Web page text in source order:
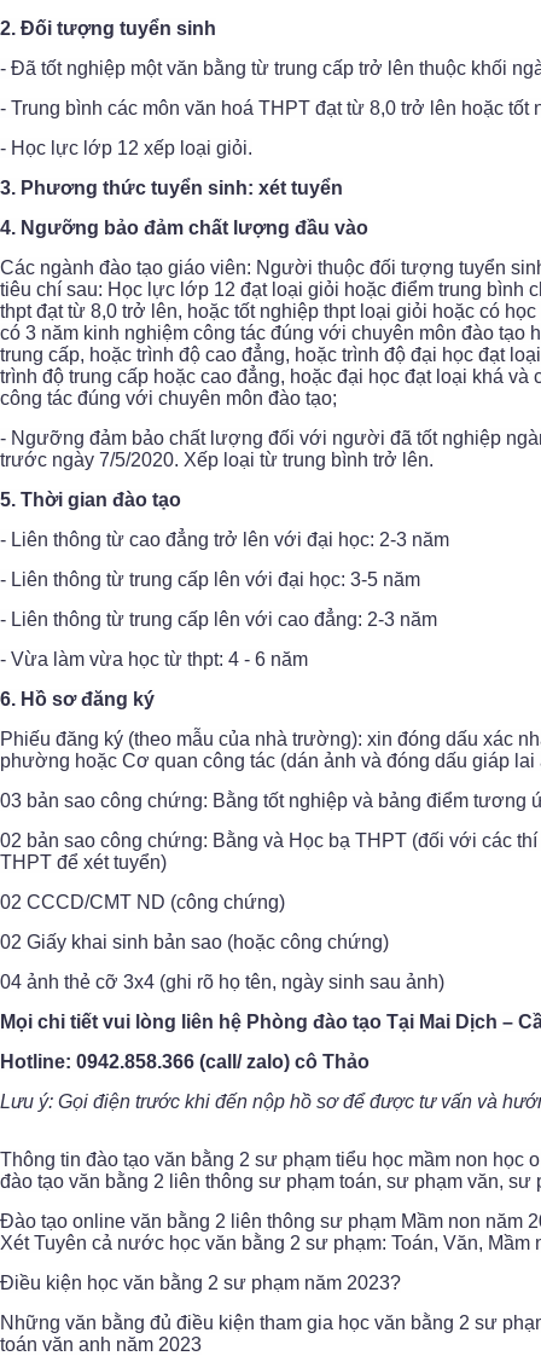
2. Đối tượng tuyển sinh
- Đã tốt nghiệp một văn bằng từ trung cấp trở lên thuộc khối
- Trung bình các môn văn hoá THPT đạt từ 8,0 trở lên hoặc tốt
- Học lực lớp 12 xếp loại giỏi.
3. Phương thức tuyển sinh: xét tuyển
4. Ngưỡng bảo đảm chất lượng đầu vào
Các ngành đào tạo giáo viên: Người thuộc đối tượng tuyển
tiêu chí sau: Học lực lớp 12 đạt loại giỏi hoặc điểm trung bình
thpt đạt từ 8,0 trở lên, hoặc tốt nghiệp thpt loại giỏi hoặc có
có 3 năm kinh nghiệm công tác đúng với chuyên môn đào tạo
trung cấp, hoặc trình độ cao đẳng, hoặc trình độ đại học đạt
trình độ trung cấp hoặc cao đẳng, hoặc đại học đạt loại khá và
công tác đúng với chuyên môn đào tạo;
- Ngưỡng đảm bảo chất lượng đối với người đã tốt nghiệp
trước ngày 7/5/2020. Xếp loại từ trung bình trở lên.
5. Thời gian đào tạo
- Liên thông từ cao đẳng trở lên với đại học: 2-3 năm
- Liên thông từ trung cấp lên với đại học: 3-5 năm
- Liên thông từ trung cấp lên với cao đẳng: 2-3 năm
- Vừa làm vừa học từ thpt: 4 - 6 năm
6. Hồ sơ đăng ký
Phiếu đăng ký (theo mẫu của nhà trường): xin đóng dấu xác
phường hoặc Cơ quan công tác (dán ảnh và đóng dấu giáp lai
03 bản sao công chứng: Bằng tốt nghiệp và bảng điểm tương
02 bản sao công chứng: Bằng và Học bạ THPT (đối với các
THPT để xét tuyển)
02 CCCD/CMT ND (công chứng)
02 Giấy khai sinh bản sao (hoặc công chứng)
04 ảnh thẻ cỡ 3x4 (ghi rõ họ tên, ngày sinh sau ảnh)
Mọi chi tiết vui lòng liên hệ Phòng đào tạo Tại Mai Dịch –
Hotline: 0942.858.366 (call/ zalo) cô Thảo
Lưu ý: Gọi điện trước khi đến nộp hồ sơ để được tư vấn và
Thông tin đào tạo văn bằng 2 sư phạm tiểu học mầm non học
đào tạo văn bằng 2 liên thông sư phạm toán, sư phạm văn, sư
Đào tạo online văn bằng 2 liên thông sư phạm Mầm non năm
Xét Tuyên cả nước học văn bằng 2 sư phạm: Toán, Văn, Mầm
Điều kiện học văn bằng 2 sư phạm năm 2023?
Những văn bằng đủ điều kiện tham gia học văn bằng 2 sư
toán văn anh năm 2023